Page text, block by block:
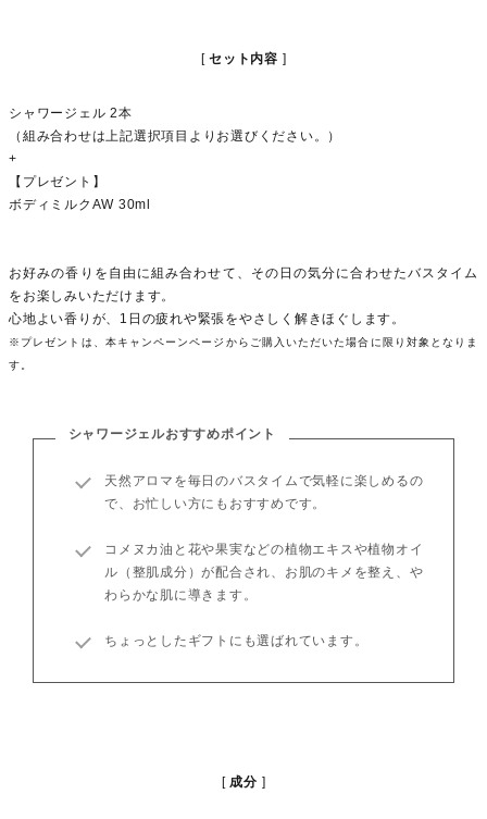
セット内容
シャワージェル 2本
（組み合わせは上記選択項目よりお選びください。）
+
【プレゼント】
ボディミルクAW 30ml
お好みの香りを自由に組み合わせて、その日の気分に合わせたバスタイム
をお楽しみいただけます。
心地よい香りが、1日の疲れや緊張をやさしく解きほぐします。
※プレゼントは、本キャンペーンページからご購入いただいた場合に限り対象となりま
す。
シャワージェルおすすめポイント
天然アロマを毎日のバスタイムで気軽に楽しめるの
で、お忙しい方にもおすすめです。
コメヌカ油と花や果実などの植物エキスや植物オイ
ル（整肌成分）が配合され、お肌のキメを整え、や
わらかな肌に導きます。
ちょっとしたギフトにも選ばれています。
成分